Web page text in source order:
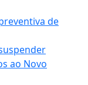
de
ao Novo